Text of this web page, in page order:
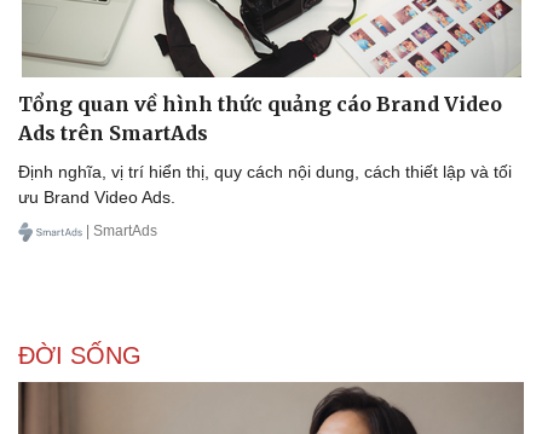
Doanh nghiệp
Thông tin doanh nghiệp
Doanh nghiệp 24h
Doanh nhân
Vì cộng đồng
Công nghệ
Tin Công nghệ
Tổng quan về hình thức quảng cáo Brand Video
Ads trên SmartAds
Định nghĩa, vị trí hiển thị, quy cách nội dung, cách thiết lập và tối
ưu Brand Video Ads.
| SmartAds
ĐỜI SỐNG